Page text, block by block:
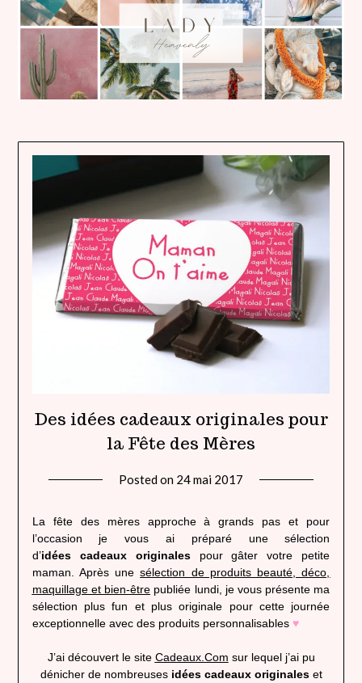
Des idées cadeaux originales pour
la Fête des Mères
Posted on 24 mai 2017
heavenly
La fête des mères approche à grands pas et pour
l’occasion je vous ai préparé une sélection
d’idées cadeaux originalespour gâter votre petite
maman. Après unesélection de produits beauté, déco,
maquillage et bien-être publiée lundi, je vous présente ma
sélection plus fun et plus originale pour cette journée
exceptionnelle avec des produits personnalisables ♥
J’ai découvert le site Cadeaux.Com sur lequel j’ai pu
dénicher de nombreusesidées cadeaux originaleset